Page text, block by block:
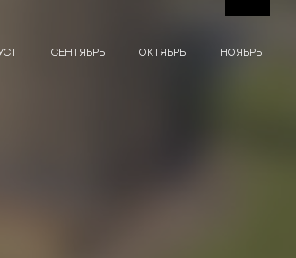
СЕНТЯБРЬ ОКТЯБРЬ НОЯБРЬ